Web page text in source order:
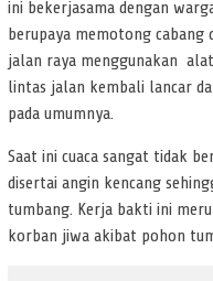
ini bekerjasama dengan
berupaya memotong cabang
jalan raya menggunakan
lintas jalan kembali lancar
pada umumnya.
Saat ini cuaca sangat tidak
disertai angin kencang
tumbang. Kerja bakti ini
korban jiwa akibat pohon